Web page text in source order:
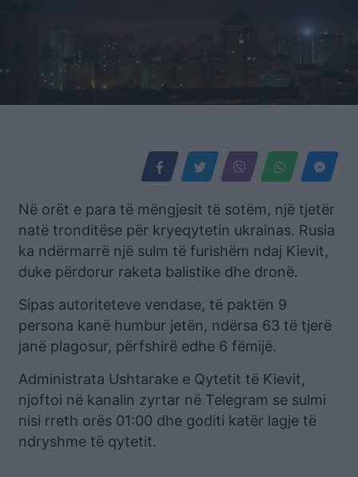
Në orët e para të mëngjesit të sotëm, një tjetër
natë tronditëse për kryeqytetin ukrainas. Rusia
ka ndërmarrë një sulm të furishëm ndaj Kievit,
duke përdorur raketa balistike dhe dronë.
Sipas autoriteteve vendase, të paktën 9
persona kanë humbur jetën, ndërsa 63 të tjerë
janë plagosur, përfshirë edhe 6 fëmijë.
Administrata Ushtarake e Qytetit të Kievit,
njoftoi në kanalin zyrtar në Telegram se sulmi
nisi rreth orës 01:00 dhe goditi katër lagje të
ndryshme të qytetit.